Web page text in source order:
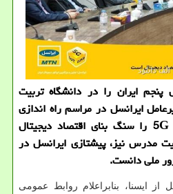
ایران را در دانشگاه تربیت
ایرانسل در مراسم راه اندازی
این سایت، توسعه‌ی فناوری 5G را سنگ بنای اقتصاد دیجیتال
مدرس نیز، پیشتازی ایرانسل در
از ایسنا، بنابراعلام روابط عمومی